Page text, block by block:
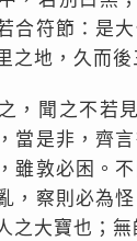
合符節：是
之地，久而
，聞之不若
當是非，齊
雖敦必困。
，察則必為
之大寶也；無